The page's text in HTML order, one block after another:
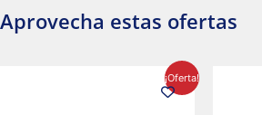
Aprovecha estas ofertas
¡Oferta!
precio
actual